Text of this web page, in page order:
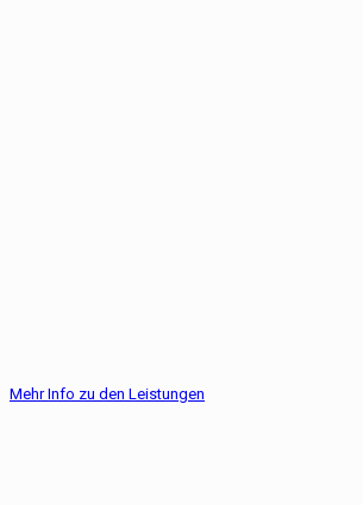
Mehr Info zu den Leistungen